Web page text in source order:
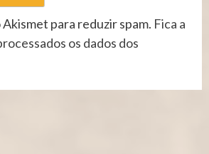
para reduzir spam. Fica a
os dados dos